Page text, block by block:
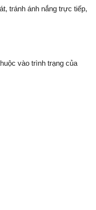
tránh ánh nắng trực tiếp,
vào trình trạng của